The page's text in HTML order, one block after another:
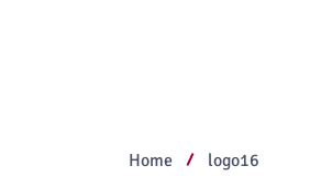
Home logo16